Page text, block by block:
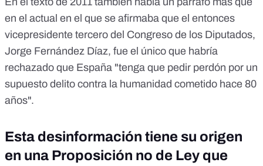
en el actual en el que se afirmaba que el entonces
vicepresidente tercero del Congreso de los Diputados,
Jorge Fernández Díaz, fue el único que habría
rechazado que España "tenga que pedir perdón por un
supuesto delito contra la humanidad cometido hace 80
años".
Esta desinformación tiene su origen
en una Proposición no de Ley que